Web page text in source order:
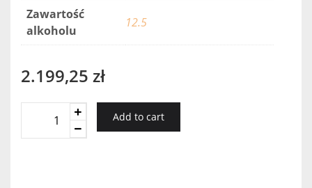
Zawartość
alkoholu
12.5
2.199,25 zł
Add to cart